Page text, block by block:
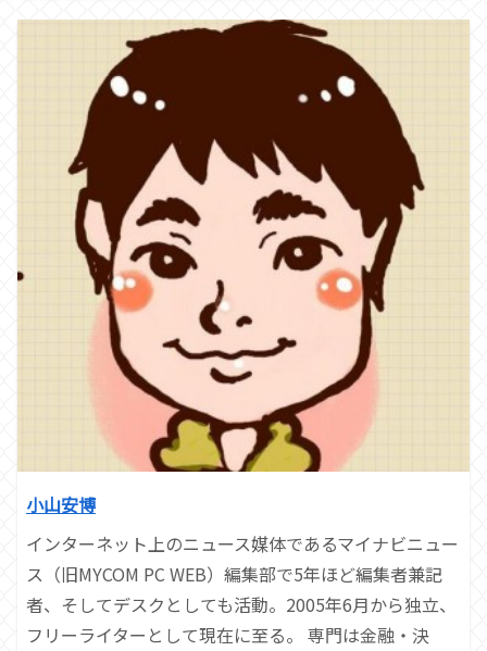
小山安博
インターネット上のニュース媒体であるマイナビニュー
ス（旧MYCOM PC WEB）編集部で5年ほど編集者兼記
者、そしてデスクとしても活動。2005年6月から独立、
フリーライターとして現在に至る。 専門は金融・決